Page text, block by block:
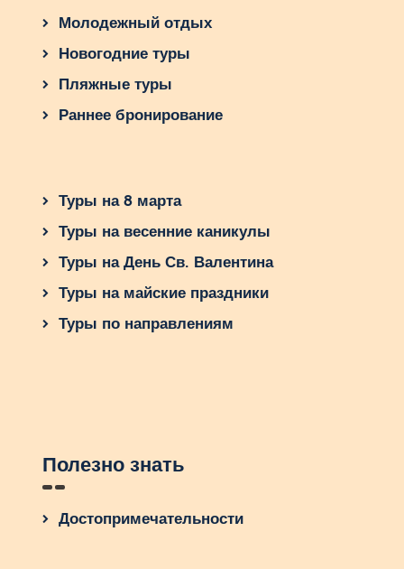
Молодежный отдых
Новогодние туры
Пляжные туры
Раннее бронирование
Туры на 8 марта
Туры на весенние каникулы
Туры на День Св. Валентина
Туры на майские праздники
Туры по направлениям
Полезно знать
Достопримечательности